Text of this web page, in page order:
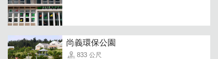
尚義環保公園
833 公尺